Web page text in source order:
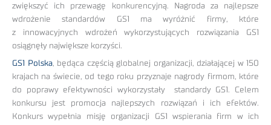
zwiększyć ich przewagę konkurencyjną. Nagroda za najlepsze
wdrożenie standardów GS1 ma wyróżnić firmy, które
z innowacyjnych wdrożeń wykorzystujących rozwiązania GS1
osiągnęły największe korzyści.
GS1 Polska, będąca częścią globalnej organizacji, działającej w 150
krajach na świecie, od tego roku przyznaje nagrody firmom, które
do poprawy efektywności wykorzystały standardy GS1. Celem
konkursu jest promocja najlepszych rozwiązań i ich efektów.
Konkurs wypełnia misję organizacji GS1 wspierania firm w ich